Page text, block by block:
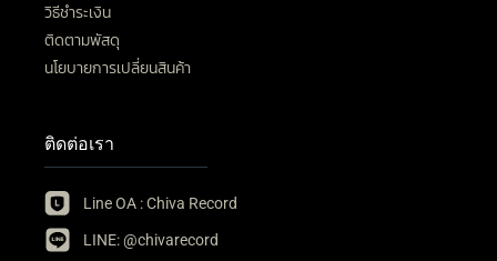
วิธีชำระเงิน
ติดตามพัสดุ
นโยบายการเปลี่ยนสินค้า
ติดต่อเรา
Line OA : Chiva Record
LINE: @chivarecord